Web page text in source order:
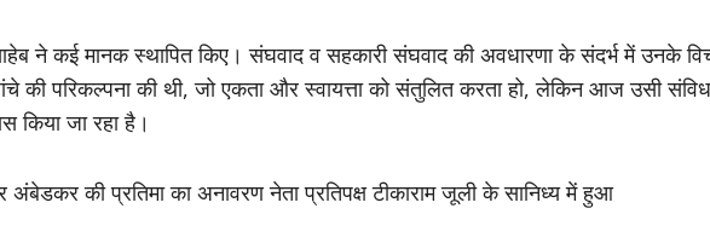
ने कई मानक स्थापित किए। संघवाद व सहकारी संघवाद की अवधारणा के संदर्भ में उनके
की परिकल्पना की थी, जो एकता और स्वायत्ता को संतुलित करता हो, लेकिन आज उसी
जा रहा है।